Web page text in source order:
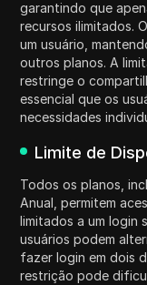
garantindo que
recursos ilimitados.
um usuário,
outros planos. A
restringe o
essencial que os
necessidades
Limite de
Todos os planos,
Anual, permitem
limitados a um login
usuários podem
fazer login em dois
restrição pode